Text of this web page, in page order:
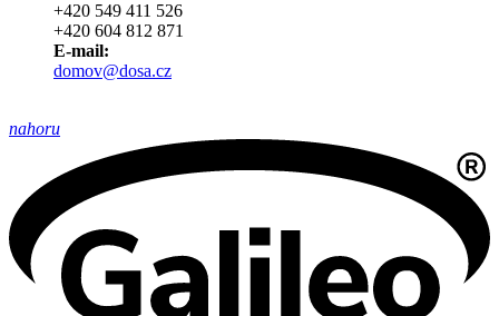
+420 549 411 526
+420 604 812 871
E-mail:
domov@dosa.cz
nahoru